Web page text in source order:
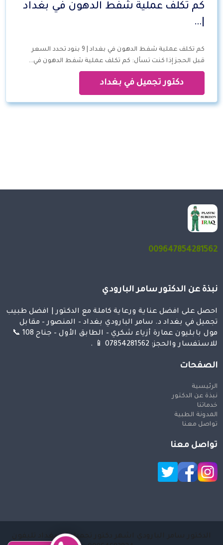
كم تكلف عملية شفط الدهون في بغداد
|…
كم تكلف عملية شفط الدهون في بغداد | 9 بنود تحدد السعر
قبل الحجز إذا كنت تسأل: كم تكلف عملية شفط الدهون في…
دكتور تجميل في بغداد
009647854281562
نبذة عن الدكتور سامر البارودي
احصل على افضل عناية ورعاية كاملة مع الدكتور | افضل طبيب
تجميل في بغداد د. سامر البارودي بغداد – المنصور – مقابل
مول بابليون عمارة أزياء شكري – الطابق الأول – جناح 108 📞
للاستفسار والحجز: 07854281562 📱 .
الصفحات
الرئيسية
نبذة عن الدكتور
خدماتنا
المدونة الطبية
تواصل معنا
تواصل معنا
الدكتور سامر البارودي اشهر دكتور تجميل في بغداد تليفون